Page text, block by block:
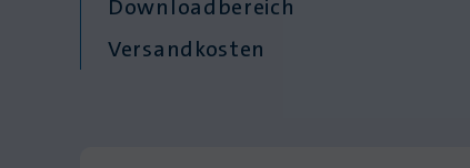
Downloadbereich
Versandkosten